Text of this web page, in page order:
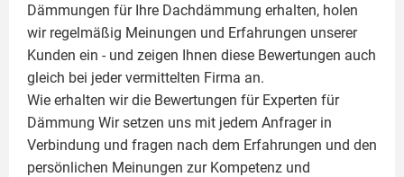
Dämmungen für Ihre Dachdämmung erhalten, holen
wir regelmäßig Meinungen und Erfahrungen unserer
Kunden ein - und zeigen Ihnen diese Bewertungen auch
gleich bei jeder vermittelten Firma an.
Wie erhalten wir die Bewertungen für Experten für
Dämmung Wir setzen uns mit jedem Anfrager in
Verbindung und fragen nach dem Erfahrungen und den
persönlichen Meinungen zur Kompetenz und